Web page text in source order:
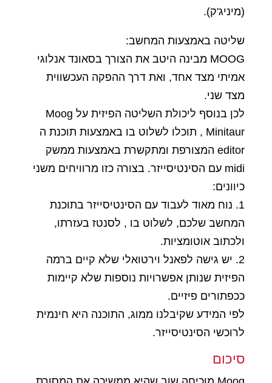
(מיניג'ק).
שליטה באמצעות המחשב:
MOOG מבינה היטב את הצורך בסאונד אנלוגי
אמיתי מצד אחד, ואת דרך ההפקה העכשווית
מצד שני.
לכן בנוסף ליכולת השליטה הפיזית על Moog
Minitaur , תוכלו לשלוט בו באמצעות תוכנת ה
editor המצורפת ומתקשרת באמצעות ממשק
midi עם הסינטיסייזר. בצורה כזו מרוויחים משני
כיוונים:
1. נוח מאוד לעבוד עם הסינטיסייזר בתוכנת
המחשב שלכם, לשלוט בו , לסנטז בעזרתו,
ולכתוב אוטומציות.
2. יש גישה לפאנל וירטואלי שלא קיים ברמה
הפיזית שנותן אפשרויות נוספות שלא קיימות
ככפתורים פיזיים.
לפי המידע שקיבלנו ממוג, התוכנה היא חינמית
לרוכשי הסינטיסייזר.
סיכום